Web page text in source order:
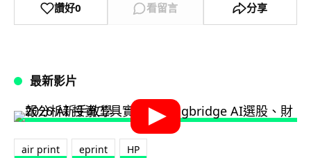
讚好0 看留言 分享
最新影片
air print eprint HP